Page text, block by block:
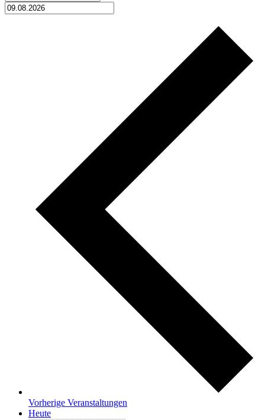
Vorherige Veranstaltungen
Heute